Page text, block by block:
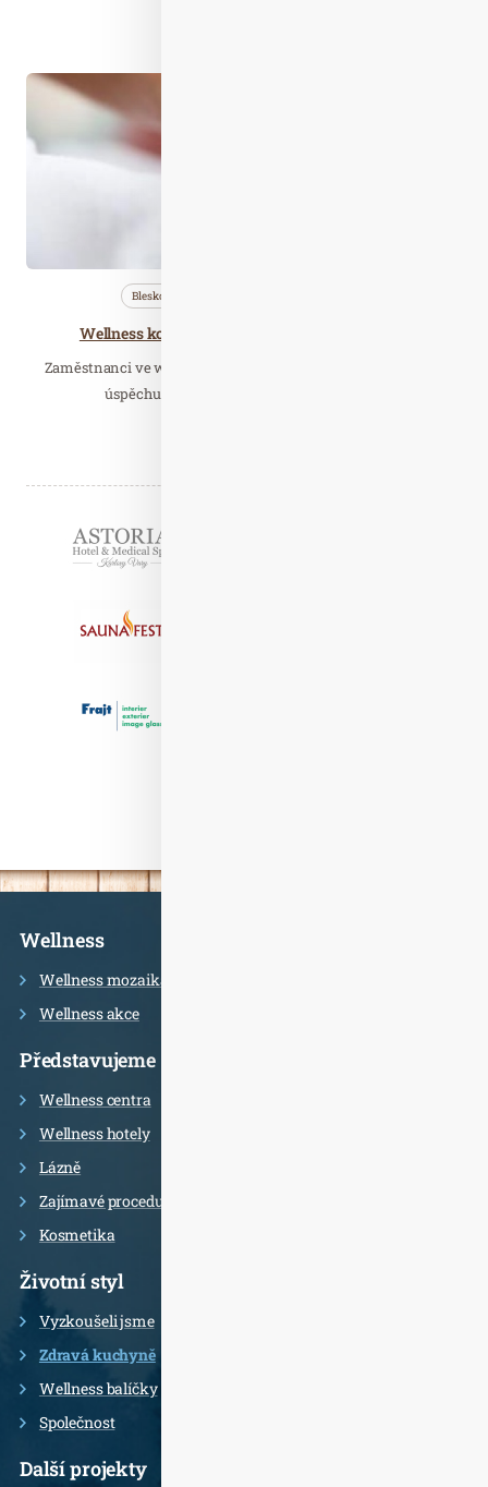
Bleskovky
Wellness konference – Hotelové wellness & Spa
Zaměstnanci ve wellness jsou klíčovým prvkem vedoucím k
úspěchu provozu. Další ročník odborného…
Informace
Wellness
Wellness mozaika
Wellness akce
Představujeme
Wellness centra
Wellness hotely
Lázně
Zajímavé procedury
Kosmetika
Životní styl
Vyzkoušeli jsme
Zdravá kuchyně
Wellness balíčky
Společnost
Další projekty